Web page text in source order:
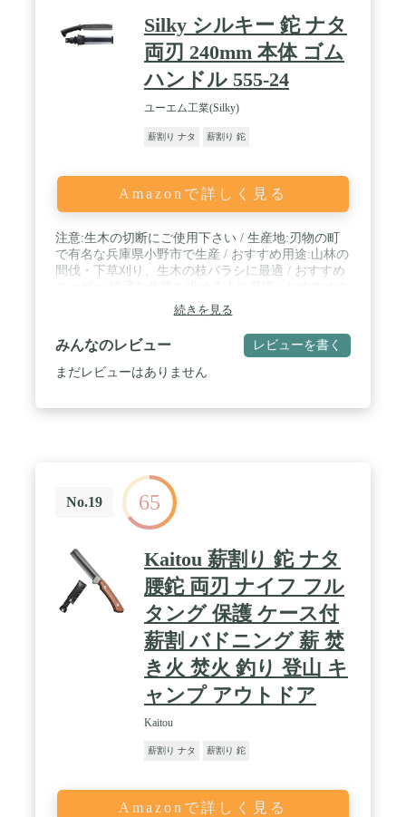
Silky シルキー 鉈 ナタ
両刃 240mm 本体 ゴム
ハンドル 555-24
ユーエム工業(Silky)
薪割り ナタ 薪割り 鉈
Amazonで詳しく見る
注意:生木の切断にご使用下さい / 生産地:刃物の町
で有名な兵庫県小野市で生産 / おすすめ用途:山林の
間伐・下草刈り、生木の枝バラシに最適 / おすすめ
太さ:厚さ1cm~8cmの生木 / 商品特徴1:衝撃を軽減す
るゴムハンドルを採用 / 商品特徴2:替刃交換にネジ
がいらないハンドル(ゲンキグリップ)を搭載 / 竹の
伐採・枝払いなどに使用しないで下さい。
続きを見る
みんなのレビュー レビューを書く
まだレビューはありません
No.19 65
Kaitou 薪割り 鉈 ナタ
腰鉈 両刃 ナイフ フル
タング 保護 ケース付
薪割 バドニング 薪 焚
き火 焚火 釣り 登山 キ
ャンプ アウトドア
Kaitou
薪割り ナタ 薪割り 鉈
Amazonで詳しく見る